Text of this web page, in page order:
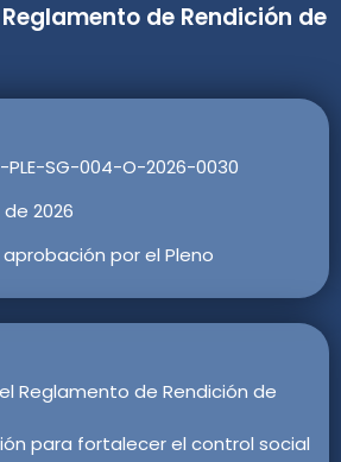
de Rendición de
PLE-SG-004-O-2026-0030
2026
por el Pleno
Reglamento de Rendición de
para fortalecer el control social